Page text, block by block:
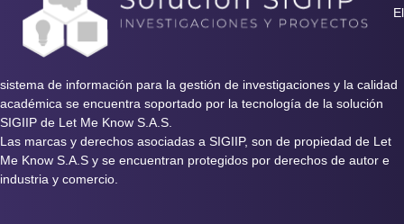
El
sistema de información para la gestión de investigaciones y la calidad
académica se encuentra soportado por la tecnología de la solución
SIGIIP de Let Me Know S.A.S.
Las marcas y derechos asociadas a SIGIIP, son de propiedad de Let
Me Know S.A.S y se encuentran protegidos por derechos de autor e
industria y comercio.